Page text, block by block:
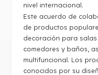
nivel internacional.
Este acuerdo de
de productos
decoración para
comedores y baños,
multifuncional. Los
conocidos por su